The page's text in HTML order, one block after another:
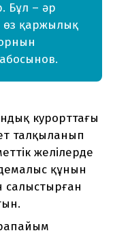
Бұл – әр
өз қаржылық
курорттағы
талқыланып
желілерде
құнын
салыстырған